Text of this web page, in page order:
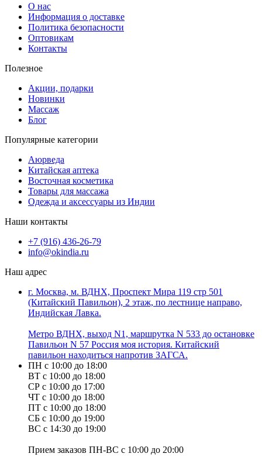
О нас
Информация о доставке
Политика безопасности
Оптовикам
Контакты
Полезное
Акции, подарки
Новинки
Массаж
Блог
Популярные категории
Аюрведа
Китайская аптека
Восточная косметика
Товары для массажа
Одежда и аксессуары из Индии
Наши контакты
+7 (916) 436-26-79
info@okindia.ru
Наш адрес
г. Москва, м. ВДНХ, Проспект Мира 119 стр 501
(Китайский Павильон), 2 этаж, по лестнице направо,
Индийская Лавка.
Метро ВДНХ, выход N1, маршрутка N 533 до остановке
Павильон N 57 Россия моя история. Китайский
павильон находиться напротив ЗАГСА.
ПН с 10:00 до 18:00
ВТ с 10:00 до 18:00
СР с 10:00 до 17:00
ЧТ с 10:00 до 18:00
ПТ с 10:00 до 18:00
СБ с 10:00 до 19:00
ВС с 14:30 до 19:00
Прием заказов ПН-ВС с 10:00 до 20:00